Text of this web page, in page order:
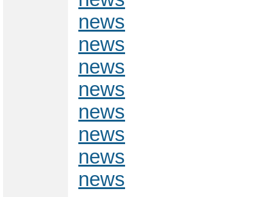
news
news
news
news
news
news
news
news